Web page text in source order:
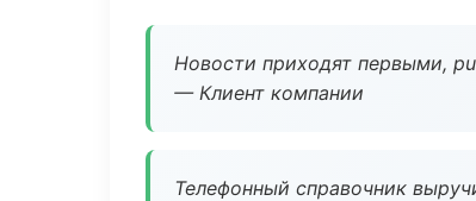
Новости приходят первыми,
— Клиент компании
Телефонный справочник